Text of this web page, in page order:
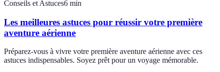
Conseils et Astuces6 min
Les meilleures astuces pour réussir votre première
aventure aérienne
Préparez-vous à vivre votre première aventure aérienne avec ces
astuces indispensables. Soyez prêt pour un voyage mémorable.